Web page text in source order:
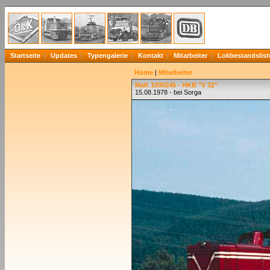
Startseite Updates Typengalerie Kontakt Mitarbeiter
Home | Mitarbeiter
MaK 1000245 - HKB "V 32"
15.08.1978 - bei Sorga